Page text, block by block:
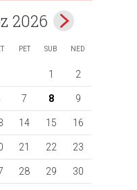
2026
PET SUB NED
1 2
7 8 9
14 15 16
21 22 23
28 29 30